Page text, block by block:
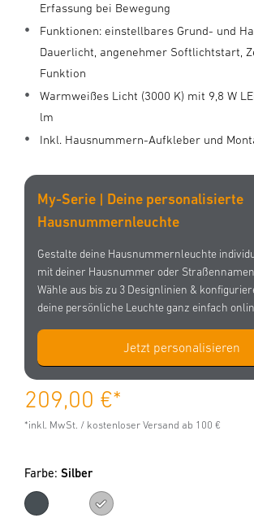
Erfassung bei Bewegung
Funktionen: einstellbares Grund- und
Dauerlicht, angenehmer Softlichtstart,
Funktion
Warmweißes Licht (3000 K) mit 9,8 W
lm
Inkl. Hausnummern-Aufkleber und
My-Serie | Deine personalisierte
Hausnummernleuchte
Gestalte deine Hausnummernleuchte
mit deiner Hausnummer oder
Wähle aus bis zu 3 Designlinien &
deine persönliche Leuchte ganz einfach
Jetzt personalisieren
209,00 €*
*inkl. MwSt. / kostenloser Versand ab 100 €
Farbe: Silber
AnthrazitSilber